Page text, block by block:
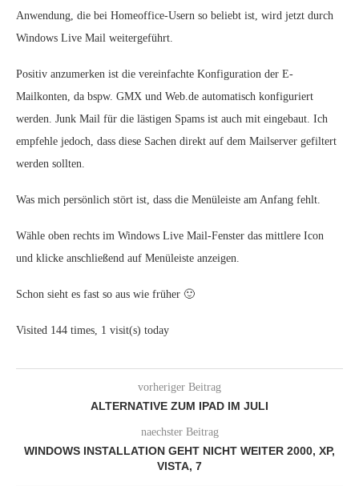
Anwendung, die bei Homeoffice-Usern so beliebt ist, wird jetzt durch
Windows Live Mail weitergeführt.
Positiv anzumerken ist die vereinfachte Konfiguration der E-
Mailkonten, da bspw. GMX und Web.de automatisch konfiguriert
werden. Junk Mail für die lästigen Spams ist auch mit eingebaut. Ich
empfehle jedoch, dass diese Sachen direkt auf dem Mailserver gefiltert
werden sollten.
Was mich persönlich stört ist, dass die Menüleiste am Anfang fehlt.
Wähle oben rechts im Windows Live Mail-Fenster das mittlere Icon
und klicke anschließend auf Menüleiste anzeigen.
Schon sieht es fast so aus wie früher 🙂
Visited 144 times, 1 visit(s) today
vorheriger Beitrag
ALTERNATIVE ZUM IPAD IM JULI
naechster Beitrag
WINDOWS INSTALLATION GEHT NICHT WEITER 2000, XP,
VISTA, 7